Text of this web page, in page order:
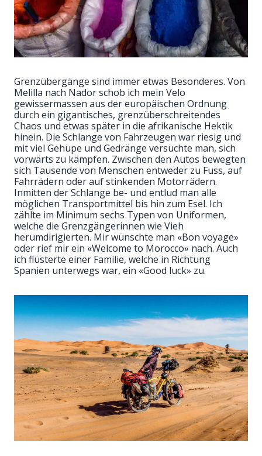
Grenzübergänge sind immer etwas Besonderes. Von
Melilla nach Nador schob ich mein Velo
gewissermassen aus der europäischen Ordnung
durch ein gigantisches, grenzüberschreitendes
Chaos und etwas später in die afrikanische Hektik
hinein. Die Schlange von Fahrzeugen war riesig und
mit viel Gehupe und Gedränge versuchte man, sich
vorwärts zu kämpfen. Zwischen den Autos bewegten
sich Tausende von Menschen entweder zu Fuss, auf
Fahrrädern oder auf stinkenden Motorrädern.
Inmitten der Schlange be- und entlud man alle
möglichen Transportmittel bis hin zum Esel. Ich
zählte im Minimum sechs Typen von Uniformen,
welche die Grenzgängerinnen wie Vieh
herumdirigierten. Mir wünschte man «Bon voyage»
oder rief mir ein «Welcome to Morocco» nach. Auch
ich flüsterte einer Familie, welche in Richtung
Spanien unterwegs war, ein «Good luck» zu.